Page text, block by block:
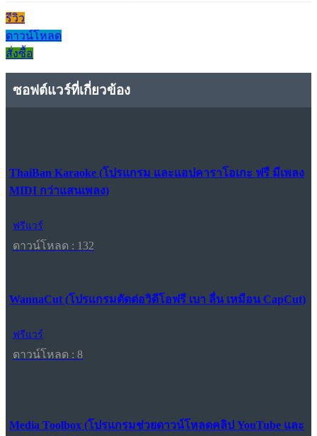
รีวิว
ดาวน์โหลด
สั่งซื้อ
ซอฟต์แวร์ที่เกี่ยวข้อง
ThaiBan Karaoke (โปรแกรม และแอปคาราโอเกะ ฟรี มีเพลง
MIDI กว่าแสนเพลง)
ฟรีแวร์
ดาวน์โหลด : 132
WannaCut (โปรแกรมตัดต่อวิดีโอฟรี เบา ลื่น เหมือน CapCut)
ฟรีแวร์
ดาวน์โหลด : 8
Media Toolbox (โปรแกรมช่วยดาวน์โหลดคลิป YouTube และ